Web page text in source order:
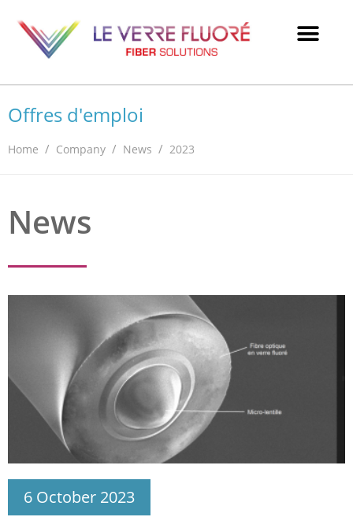
Offres d'emploi
Home / Company / News / 2023
News
6 October 2023